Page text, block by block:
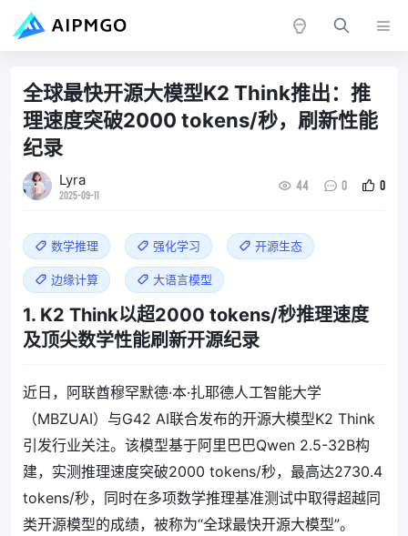
全球最快开源大模型K2 Think推出：推
理速度突破2000 tokens/秒，刷新性能
纪录
Lyra
2025-09-11
44 0 0
数学推理 强化学习 开源生态
边缘计算 大语言模型
1. K2 Think以超2000 tokens/秒推理速度
及顶尖数学性能刷新开源纪录
近日，阿联酋穆罕默德·本·扎耶德人工智能大学
（MBZUAI）与G42 AI联合发布的开源大模型K2 Think
引发行业关注。该模型基于阿里巴巴Qwen 2.5-32B构
建，实测推理速度突破2000 tokens/秒，最高达2730.4
tokens/秒，同时在多项数学推理基准测试中取得超越同
类开源模型的成绩，被称为“全球最快开源大模型”。